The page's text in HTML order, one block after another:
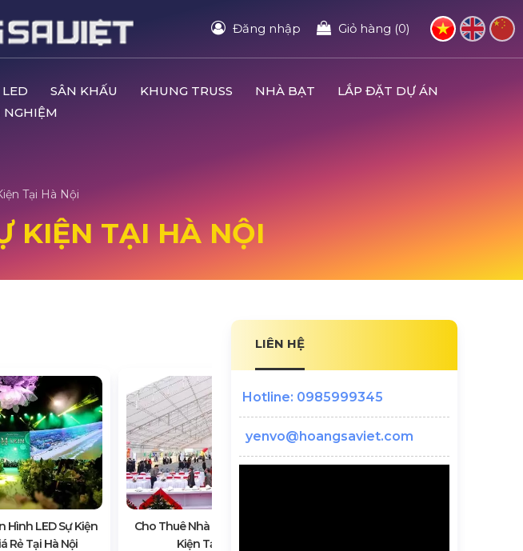
Đăng nhập Giỏ hàng (0)
SÂN KHẤU KHUNG TRUSS NHÀ BẠT
LẮP ĐẶT DỰ ÁN
NGHIỆM
Tại Hà Nội
KIỆN TẠI HÀ NỘI
Hình LED Sự Kiện
Rẻ Tại Hà Nội
Cho Thuê Nhà Bạt | Tổ Chức Sự
Kiện Tại Hà Nội
LIÊN HỆ
Hotline: 0985999345
yenvo@hoangsaviet.com